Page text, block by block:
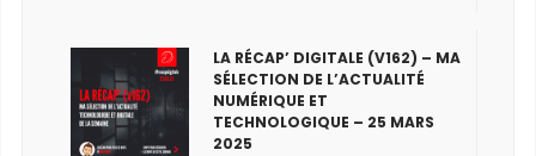
LA RÉCAP’ DIGITALE (V162) – MA
SÉLECTION DE L’ACTUALITÉ
NUMÉRIQUE ET
TECHNOLOGIQUE – 25 MARS
2025